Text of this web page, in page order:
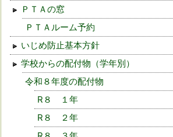
ＰＴＡの窓
ＰＴＡルーム予約
いじめ防止基本方針
学校からの配付物（学年別）
令和８年度の配付物
R８ １年
R８ ２年